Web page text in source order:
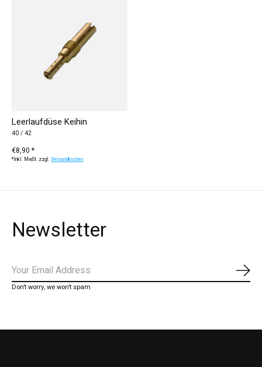
Leerlaufdüse Keihin
40 / 42
€8,90 *
*Inkl. MwSt. zzgl.Versandkosten
Newsletter
Don’t worry, we won’t spam